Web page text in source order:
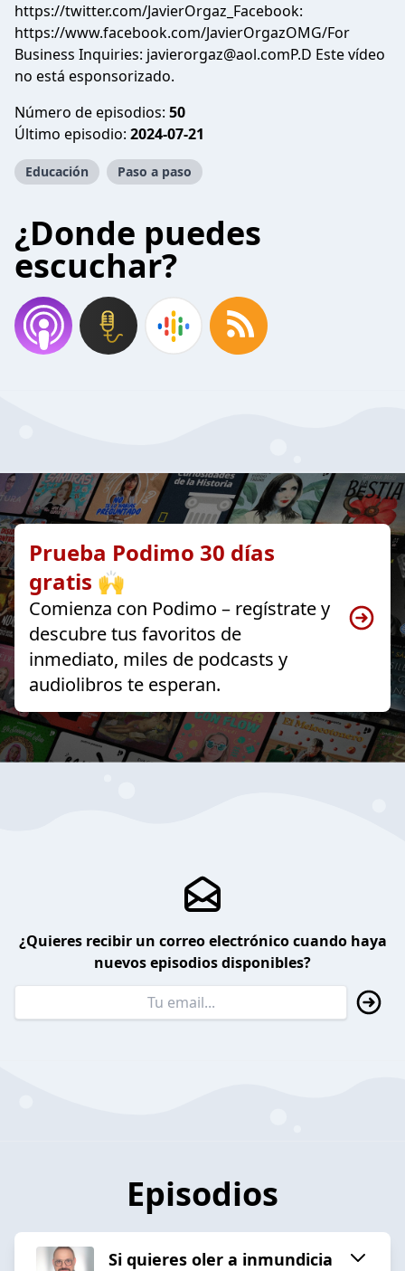
https://twitter.com/JavierOrgaz_Facebook:
https://www.facebook.com/JavierOrgazOMG/For
Business Inquiries: javierorgaz@aol.comP.D Este vídeo
no está esponsorizado.
Número de episodios: 50
Último episodio: 2024-07-21
Educación Paso a paso
¿Donde puedes
escuchar?
Prueba Podimo 30 días
gratis 🙌
Comienza con Podimo – regístrate y
descubre tus favoritos de
inmediato, miles de podcasts y
audiolibros te esperan.
¿Quieres recibir un correo electrónico cuando haya
nuevos episodios disponibles?
Episodios
Si quieres oler a inmundicia